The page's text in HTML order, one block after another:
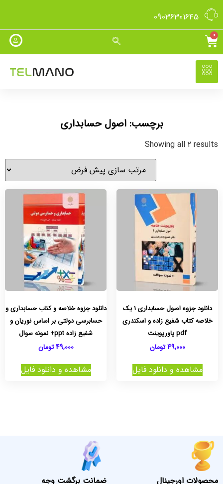
09036301645
0
برچسب: اصول حسابداری
Showing all 2 results
دانلود جزوه اصول حسابداری 1 یک
خلاصه کتاب شفیع زاده و اسکندری
pdf پاورپوینت
49,000 تومان
مشاهده و دانلود فایل
دانلود جزوه خلاصه و کتاب حسابداری و
حسابرسی دولتی بر اساس نوریان و
شفیع زاده ppt+ نمونه سوال
49,000 تومان
مشاهده و دانلود فایل
محصولات اورجینال ضمانت برگشت وجه